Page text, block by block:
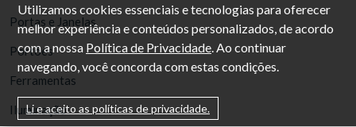
Portas e Janelas
Portões
Ferramentas
Iluminação
Utilizamos cookies essenciais e tecnologias para oferecer
melhor experiência e conteúdos personalizados, de acordo
com a nossa Política de Privacidade. Ao continuar
navegando, você concorda com estas condições.
Li e aceito as políticas de privacidade.